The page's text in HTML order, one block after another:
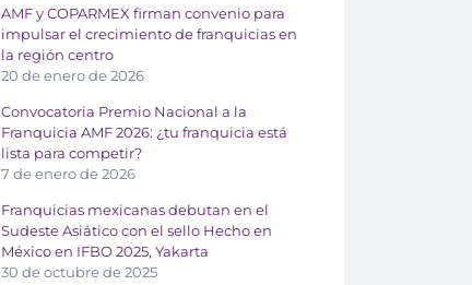
AMF y COPARMEX firman convenio para
impulsar el crecimiento de franquicias en
la región centro
20 de enero de 2026
Convocatoria Premio Nacional a la
Franquicia AMF 2026: ¿tu franquicia está
lista para competir?
7 de enero de 2026
Franquicias mexicanas debutan en el
Sudeste Asiático con el sello Hecho en
México en IFBO 2025, Yakarta
30 de octubre de 2025